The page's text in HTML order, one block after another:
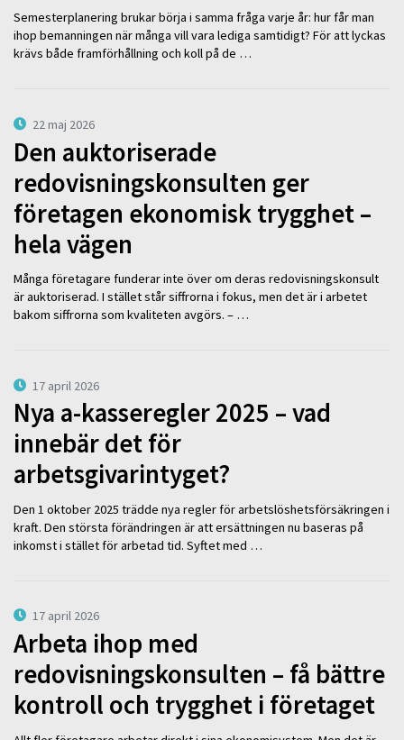
Semesterplanering brukar börja i samma fråga varje år: hur får man
ihop bemanningen när många vill vara lediga samtidigt? För att lyckas
krävs både framförhållning och koll på de …
22 maj 2026
Den auktoriserade
redovisningskonsulten ger
företagen ekonomisk trygghet –
hela vägen
Många företagare funderar inte över om deras redovisningskonsult
är auktoriserad. I stället står siffrorna i fokus, men det är i arbetet
bakom siffrorna som kvaliteten avgörs. – …
17 april 2026
Nya a-kasseregler 2025 – vad
innebär det för
arbetsgivarintyget?
Den 1 oktober 2025 trädde nya regler för arbetslöshetsförsäkringen i
kraft. Den största förändringen är att ersättningen nu baseras på
inkomst i stället för arbetad tid. Syftet med …
17 april 2026
Arbeta ihop med
redovisningskonsulten – få bättre
kontroll och trygghet i företaget